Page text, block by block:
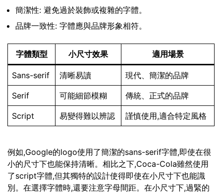
簡潔性: 避免過於裝飾或複雜的字體。
品牌一致性: 字體應與品牌形象相符。
字體類型 小尺寸效果 適用場景
Sans-serif 清晰易讀 現代、簡潔的品牌
Serif 可能細節模糊 傳統、正式的品牌
Script 易變得難以辨認 謹慎使用,適合特定風格
例如,Google的logo使用了簡潔的sans-serif字體,即使在很
小的尺寸下也能保持清晰。相比之下,Coca-Cola雖然使用
了script字體,但其獨特的設計使得即使在小尺寸下也能識
別。在選擇字體時,還要注意字母間距。在小尺寸下,過緊的